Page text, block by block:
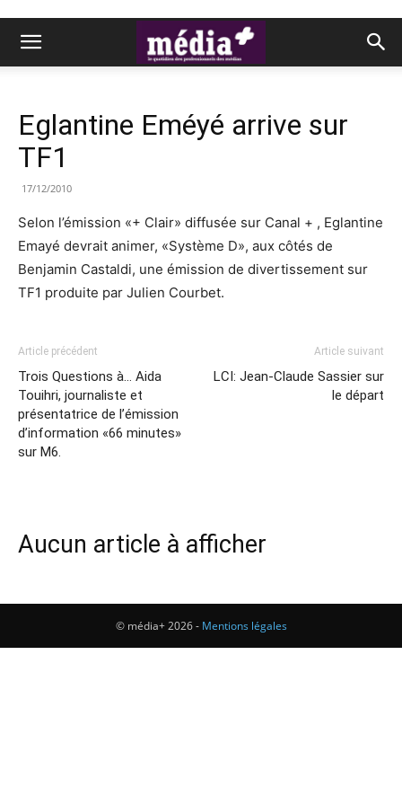
Eglantine Eméyé arrive sur
TF1
17/12/2010
Selon l’émission «+ Clair» diffusée sur Canal + , Eglantine
Emayé devrait animer, «Système D», aux côtés de
Benjamin Castaldi, une émission de divertissement sur
TF1 produite par Julien Courbet.
Article précédent
Trois Questions à… Aida
Touihri, journaliste et
présentatrice de l’émission
d’information «66 minutes»
sur M6.
Article suivant
LCI: Jean-Claude Sassier sur
le départ
Aucun article à afficher
© média+ 2026 - Mentions légales